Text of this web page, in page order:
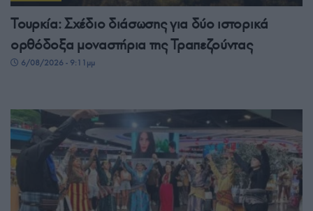
Τουρκία: Σχέδιο διάσωσης για δύο ιστορικά
ορθόδοξα μοναστήρια της Τραπεζούντας
6/08/2026 - 9:11μμ